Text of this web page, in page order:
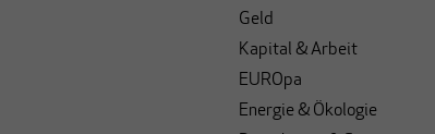
Geld
Kapital & Arbeit
EUROpa
Energie & Ökologie